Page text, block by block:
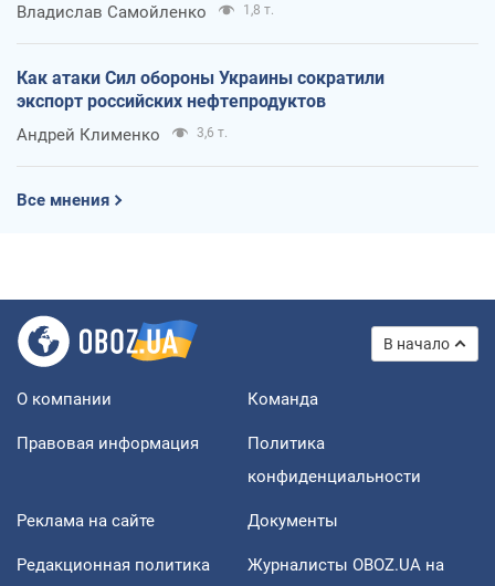
Владислав Самойленко 1,8 т.
Как атаки Сил обороны Украины сократили
экспорт российских нефтепродуктов
Андрей Клименко 3,6 т.
Все мнения
В начало
О компании Команда
Правовая информация
Политика
конфиденциальности
Реклама на сайте Документы
Редакционная политика
Журналисты OBOZ.UA на